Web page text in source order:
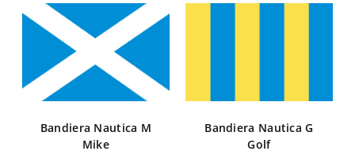
Bandiera Nautica M
Mike
Bandiera Nautica G
Golf